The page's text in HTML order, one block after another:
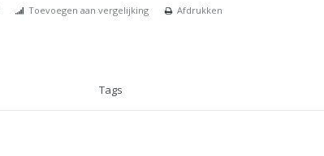
Toevoegen aan vergelijking Afdrukken
Tags